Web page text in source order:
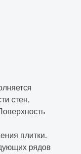
стен,
плитки.
рядов